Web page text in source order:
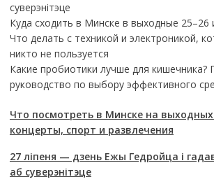
суверэнітэце
Куда сходить в Минске в выходные 25–26
Что делать с техникой и электроникой,
никто не пользуется
Какие пробиотики лучше для кишечника?
руководство по выбору эффективного
Что посмотреть в Минске на
концерты, спорт и развлечения
27 ліпеня — дзень Ежы Гедройца і
аб суверэнітэце